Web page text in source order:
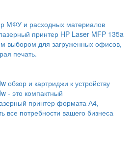
МФУ и расходных материалов
принтер HP Laser MFP 135a
выбором для загруженных офисов,
печать.
обзор и картриджи к устройству
- это компактный
принтер формата А4,
все потребности вашего бизнеса